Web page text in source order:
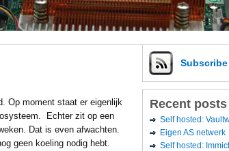
Op moment staat er eigenlijk
Echter zit op een
Dat is even afwachten.
geen koeling nodig hebt.
Subscribe
Recent posts
Self hosted:
Eigen AS netwerk
Self hosted: